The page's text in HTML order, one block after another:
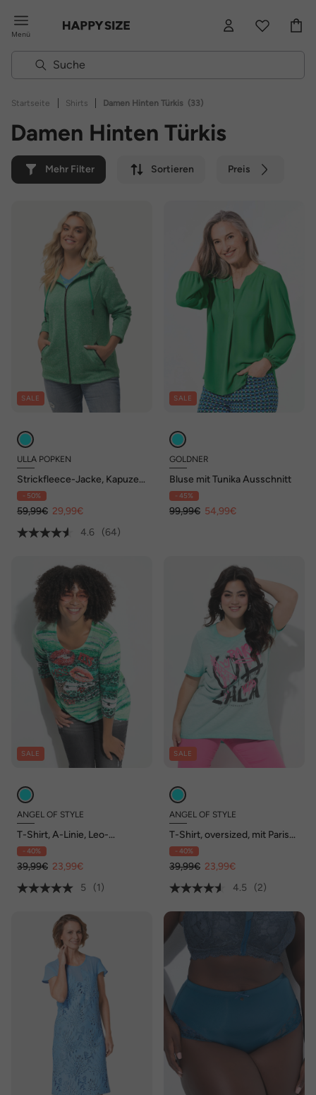
Menü
Startseite | Shirts | Damen Hinten Türkis (33)
Damen Hinten Türkis
Mehr Filter Sortieren Preis
SALE
ULLA POPKEN
Strickfleece-Jacke, Kapuze,
Reißverschlusstaschen
- 50%
59,99€ 29,99€
4.6
(64)
SALE
GOLDNER
Bluse mit Tunika Ausschnitt
- 45%
99,99€ 54,99€
SALE
ANGEL OF STYLE
T-Shirt, A-Linie, Leo-
Streifenmuster,
Glitzersteinchen
- 40%
39,99€ 23,99€
5
(1)
SALE
ANGEL OF STYLE
T-Shirt, oversized, mit Paris
Graffitti-Schriftzug
- 40%
39,99€ 23,99€
4.5
(2)